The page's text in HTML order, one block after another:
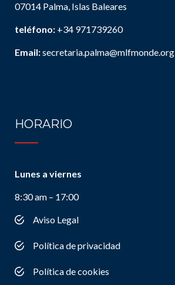
07014 Palma, Islas Baleares
teléfono: +34 971739260
Email:secretaria.palma@mlfmonde.org
HORARIO
Lunes a viernes
8:30 am – 17:00
Aviso Legal
Política de privacidad
Política de cookies